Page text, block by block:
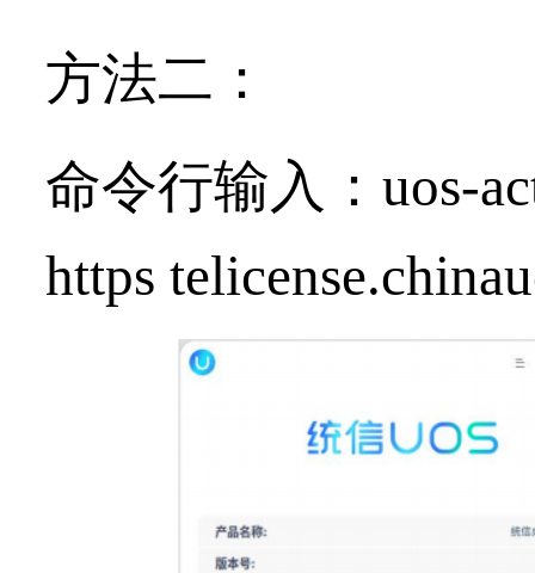
方法二 ：
命令行输入： uos-
https